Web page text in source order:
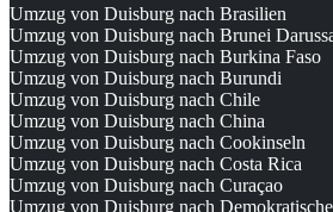
Umzug von Duisburg nach Brasilien
Umzug von Duisburg nach Brunei
Umzug von Duisburg nach Burkina Faso
Umzug von Duisburg nach Burundi
Umzug von Duisburg nach Chile
Umzug von Duisburg nach China
Umzug von Duisburg nach Cookinseln
Umzug von Duisburg nach Costa Rica
Umzug von Duisburg nach Curaçao
Umzug von Duisburg nach